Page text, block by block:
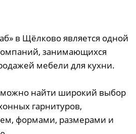
в Щёлково является одной
занимающихся
мебели для кухни.
найти широкий выбор
гарнитуров,
формами, размерами и